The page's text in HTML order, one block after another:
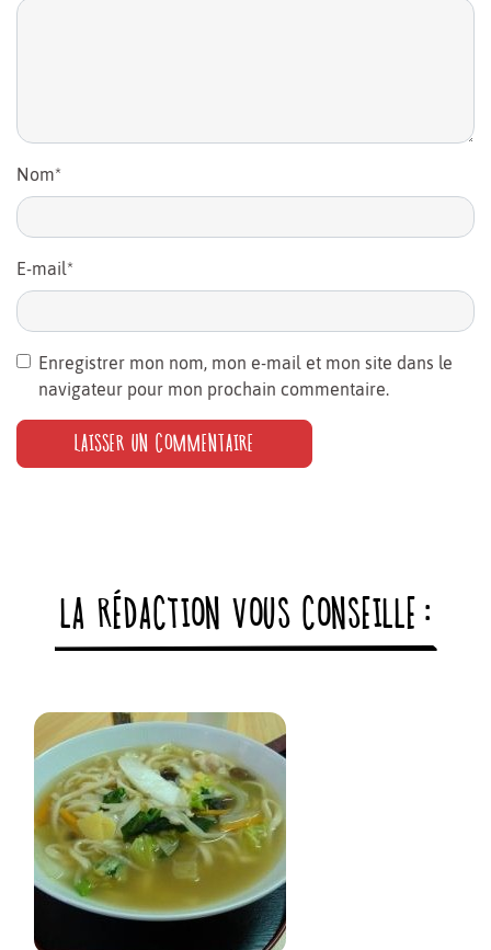
Nom*
E-mail*
Enregistrer mon nom, mon e-mail et mon site dans le
navigateur pour mon prochain commentaire.
LA RÉDACTION VOUS CONSEILLE :